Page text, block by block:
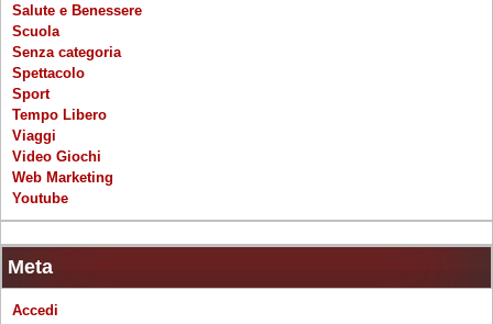
Salute e Benessere
Scuola
Senza categoria
Spettacolo
Sport
Tempo Libero
Viaggi
Video Giochi
Web Marketing
Youtube
Meta
Accedi